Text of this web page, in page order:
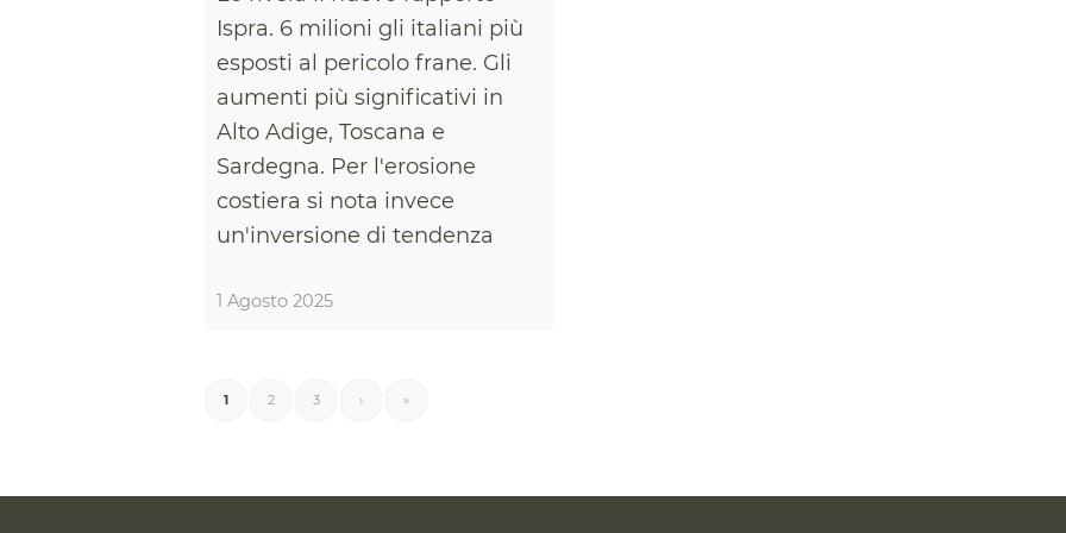
Ispra. 6 milioni gli italiani più
esposti al pericolo frane. Gli
aumenti più significativi in
Alto Adige, Toscana e
Sardegna. Per l'erosione
costiera si nota invece
un'inversione di tendenza
1 Agosto 2025
1 2 3 › »